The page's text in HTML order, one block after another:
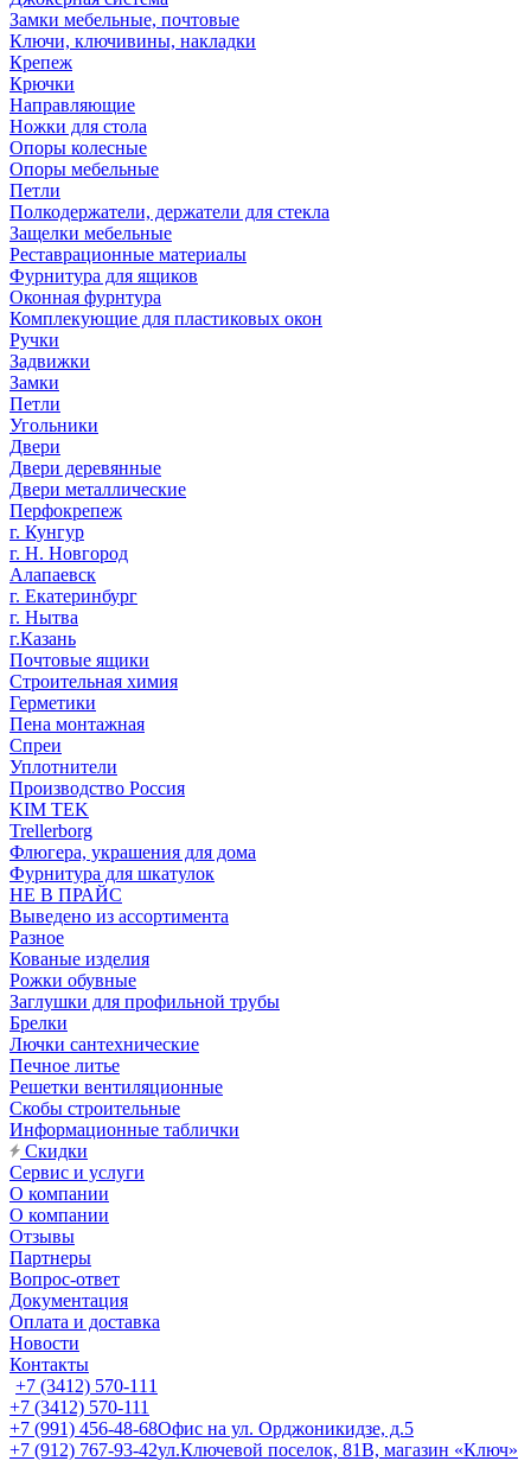
Замки мебельные, почтовые
Ключи, ключивины, накладки
Крепеж
Крючки
Направляющие
Ножки для стола
Опоры колесные
Опоры мебельные
Петли
Полкодержатели, держатели для стекла
Защелки мебельные
Реставрационные материалы
Фурнитура для ящиков
Оконная фурнтура
Комплекующие для пластиковых окон
Ручки
Задвижки
Замки
Петли
Угольники
Двери
Двери деревянные
Двери металлические
Перфокрепеж
г. Кунгур
г. Н. Новгород
Алапаевск
г. Екатеринбург
г. Нытва
г.Казань
Почтовые ящики
Строительная химия
Герметики
Пена монтажная
Спреи
Уплотнители
Производство Россия
KIM TEK
Trellerborg
Флюгера, украшения для дома
Фурнитура для шкатулок
НЕ В ПРАЙС
Выведено из ассортимента
Разное
Кованые изделия
Рожки обувные
Заглушки для профильной трубы
Брелки
Лючки сантехнические
Печное литье
Решетки вентиляционные
Скобы строительные
Информационные таблички
Скидки
Сервис и услуги
О компании
О компании
Отзывы
Партнеры
Вопрос-ответ
Документация
Оплата и доставка
Новости
Контакты
+7 (3412) 570-111
+7 (3412) 570-111
+7 (991) 456-48-68Офис на ул. Орджоникидзе, д.5
+7 (912) 767-93-42ул.Ключевой поселок, 81В, магазин «Ключ»